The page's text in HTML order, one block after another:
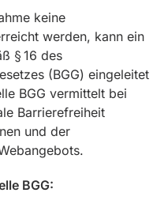
keine
werden, kann ein
§ 16 des
(BGG) eingeleitet
BGG vermittelt bei
Barrierefreiheit
und der
BGG: